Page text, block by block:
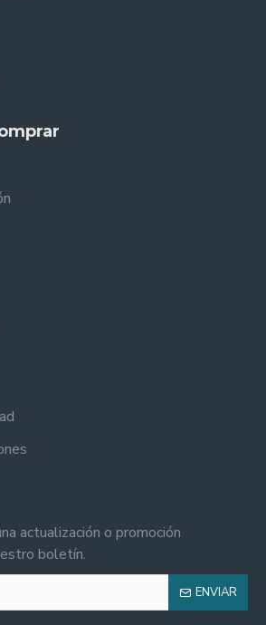
actualización o promoción
boletín.
ENVIAR